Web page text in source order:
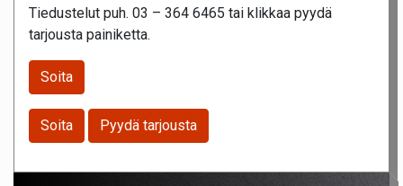
Tiedustelut puh. 03 – 364 6465 tai klikkaa pyydä
tarjousta painiketta.
Soita
Soita Pyydä tarjousta